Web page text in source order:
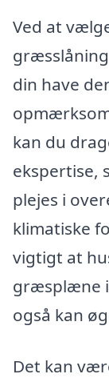
Ved at
din have
kan du
ekspertise,
plejes i
klimatiske
vigtigt at
græsplæne
også kan
Det kan